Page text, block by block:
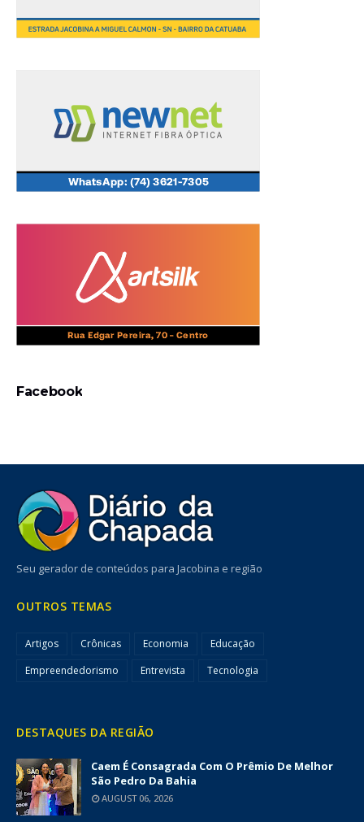
Facebook
Seu gerador de conteúdos para Jacobina e região
OUTROS TEMAS
Artigos Crônicas Economia
Educação
Empreendedorismo
Entrevista Tecnologia
DESTAQUES DA REGIÃO
Caem É Consagrada Com O Prêmio De Melhor
São Pedro Da Bahia
AUGUST 06, 2026